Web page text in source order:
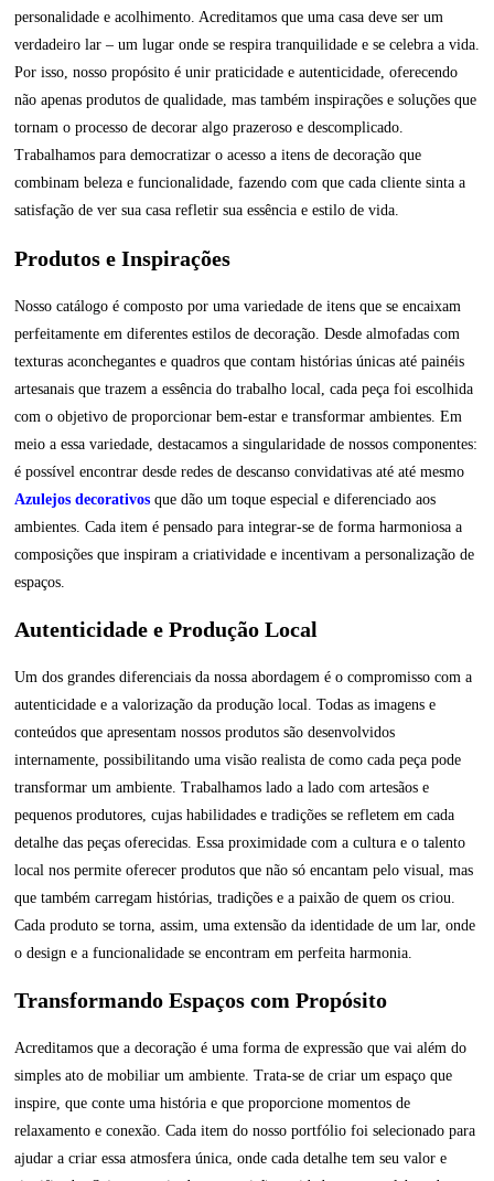
personalidade e acolhimento. Acreditamos que uma casa deve ser um
verdadeiro lar – um lugar onde se respira tranquilidade e se celebra a vida.
Por isso, nosso propósito é unir praticidade e autenticidade, oferecendo
não apenas produtos de qualidade, mas também inspirações e soluções que
tornam o processo de decorar algo prazeroso e descomplicado.
Trabalhamos para democratizar o acesso a itens de decoração que
combinam beleza e funcionalidade, fazendo com que cada cliente sinta a
satisfação de ver sua casa refletir sua essência e estilo de vida.
Produtos e Inspirações
Nosso catálogo é composto por uma variedade de itens que se encaixam
perfeitamente em diferentes estilos de decoração. Desde almofadas com
texturas aconchegantes e quadros que contam histórias únicas até painéis
artesanais que trazem a essência do trabalho local, cada peça foi escolhida
com o objetivo de proporcionar bem-estar e transformar ambientes. Em
meio a essa variedade, destacamos a singularidade de nossos componentes:
é possível encontrar desde redes de descanso convidativas até até mesmo
Azulejos decorativos que dão um toque especial e diferenciado aos
ambientes. Cada item é pensado para integrar-se de forma harmoniosa a
composições que inspiram a criatividade e incentivam a personalização de
espaços.
Autenticidade e Produção Local
Um dos grandes diferenciais da nossa abordagem é o compromisso com a
autenticidade e a valorização da produção local. Todas as imagens e
conteúdos que apresentam nossos produtos são desenvolvidos
internamente, possibilitando uma visão realista de como cada peça pode
transformar um ambiente. Trabalhamos lado a lado com artesãos e
pequenos produtores, cujas habilidades e tradições se refletem em cada
detalhe das peças oferecidas. Essa proximidade com a cultura e o talento
local nos permite oferecer produtos que não só encantam pelo visual, mas
que também carregam histórias, tradições e a paixão de quem os criou.
Cada produto se torna, assim, uma extensão da identidade de um lar, onde
o design e a funcionalidade se encontram em perfeita harmonia.
Transformando Espaços com Propósito
Acreditamos que a decoração é uma forma de expressão que vai além do
simples ato de mobiliar um ambiente. Trata-se de criar um espaço que
inspire, que conte uma história e que proporcione momentos de
relaxamento e conexão. Cada item do nosso portfólio foi selecionado para
ajudar a criar essa atmosfera única, onde cada detalhe tem seu valor e